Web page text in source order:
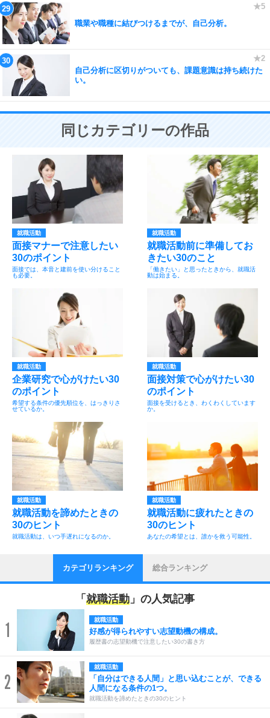
職業や職種に結びつけるまでが、自己分析。
自己分析に区切りがついても、課題意識は持ち続けた
い。
同じカテゴリーの作品
就職活動
面接マナーで注意したい
30のポイント
面接では、本音と建前を使い分けること
も必要。
就職活動
就職活動前に準備してお
きたい30のこと
「働きたい」と思ったときから、就職活
動は始まる。
就職活動
企業研究で心がけたい30
のポイント
希望する条件の優先順位を、はっきりさ
せているか。
就職活動
面接対策で心がけたい30
のポイント
面接を受けるとき、わくわくしています
か。
就職活動
就職活動を諦めたときの
30のヒント
就職活動は、いつ手遅れになるのか。
就職活動
就職活動に疲れたときの
30のヒント
あなたの希望とは、誰かを救う可能性。
カテゴリランキング 総合ランキング
「 就職活動 」の人気記事
1 就職活動
好感が得られやすい志望動機の構成。
履歴書の志望動機で注意したい30の書き方
2
就職活動
「自分はできる人間」と思い込むことが、できる
人間になる条件の1つ。
就職活動を諦めたときの30のヒント